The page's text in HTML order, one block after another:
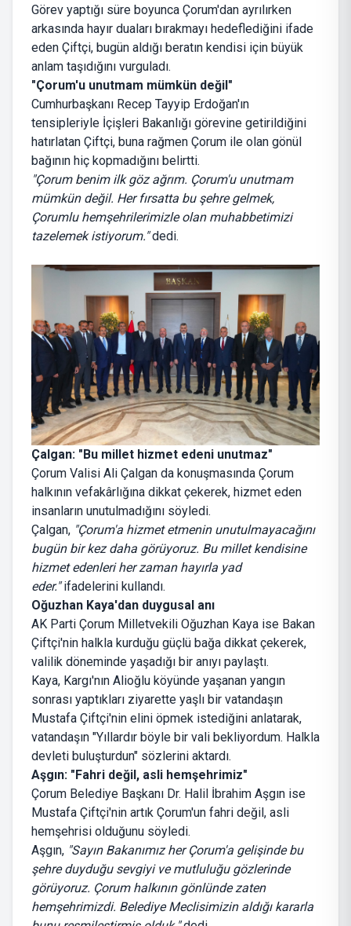
Görev yaptığı süre boyunca Çorum'dan ayrılırken
arkasında hayır duaları bırakmayı hedeflediğini ifade
eden Çiftçi, bugün aldığı beratın kendisi için büyük
anlam taşıdığını vurguladı.
"Çorum'u unutmam mümkün değil"
Cumhurbaşkanı Recep Tayyip Erdoğan'ın
tensipleriyle İçişleri Bakanlığı görevine getirildiğini
hatırlatan Çiftçi, buna rağmen Çorum ile olan gönül
bağının hiç kopmadığını belirtti.
"Çorum benim ilk göz ağrım. Çorum'u unutmam
mümkün değil. Her fırsatta bu şehre gelmek,
Çorumlu hemşehrilerimizle olan muhabbetimizi
tazelemek istiyorum."dedi.
Çalgan: "Bu millet hizmet edeni unutmaz"
Çorum Valisi Ali Çalgan da konuşmasında Çorum
halkının vefakârlığına dikkat çekerek, hizmet eden
insanların unutulmadığını söyledi.
Çalgan, "Çorum'a hizmet etmenin unutulmayacağını
bugün bir kez daha görüyoruz. Bu millet kendisine
hizmet edenleri her zaman hayırla yad
eder."ifadelerini kullandı.
Oğuzhan Kaya'dan duygusal anı
AK Parti Çorum Milletvekili Oğuzhan Kaya ise Bakan
Çiftçi'nin halkla kurduğu güçlü bağa dikkat çekerek,
valilik döneminde yaşadığı bir anıyı paylaştı.
Kaya, Kargı'nın Alioğlu köyünde yaşanan yangın
sonrası yaptıkları ziyarette yaşlı bir vatandaşın
Mustafa Çiftçi'nin elini öpmek istediğini anlatarak,
vatandaşın "Yıllardır böyle bir vali bekliyordum. Halkla
devleti buluşturdun" sözlerini aktardı.
Aşgın: "Fahri değil, asli hemşehrimiz"
Çorum Belediye Başkanı Dr. Halil İbrahim Aşgın ise
Mustafa Çiftçi'nin artık Çorum'un fahri değil, asli
hemşehrisi olduğunu söyledi.
Aşgın, "Sayın Bakanımız her Çorum'a gelişinde bu
şehre duyduğu sevgiyi ve mutluluğu gözlerinde
görüyoruz. Çorum halkının gönlünde zaten
hemşehrimizdi. Belediye Meclisimizin aldığı kararla